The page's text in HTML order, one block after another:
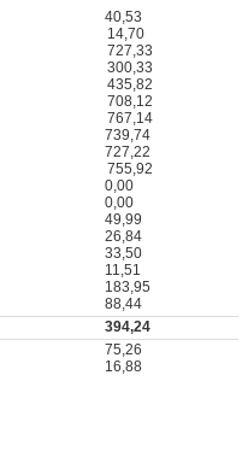
40,53
14,70
727,33
300,33
435,82
708,12
767,14
739,74
727,22
755,92
0,00
0,00
49,99
26,84
33,50
11,51
183,95
88,44
394,24
75,26
16,88